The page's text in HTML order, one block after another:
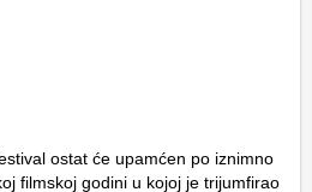
ostat će upamćen po iznimno
filmskoj godini u kojoj je trijumfirao